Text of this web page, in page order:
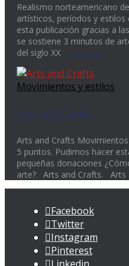
Realismo norteamericano
artísticos, períodos y
esta publicación gracias a
se sostiene 3 minutos de
del siglo XX
Leer más
Movimientos y estilos
Arts and Crafts.
Arts and Crafts
5 puntos. Pudimos hacer
pequeñas donaciones
arte? Arts and Crafts. Arts
Facebook
Twitter
Instagram
Pinterest